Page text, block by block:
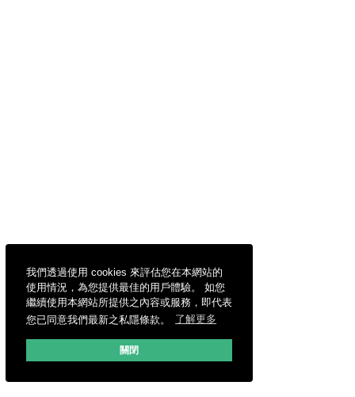
我們透過使用 cookies 來評估您在本網站的
使用情況，為您提供最佳的用戶體驗。 如您
繼續使用本網站所提供之內容或服務，即代表
您已同意我們最新之私隱條款。
了解更多
關閉